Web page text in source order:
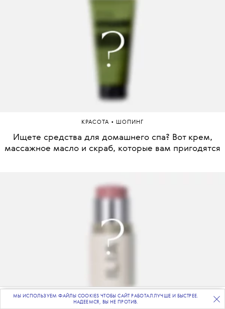
ПОДПИСЫВАЙТЕСЬНА НАШУ ВЕЧЕРНЮЮ РАССЫЛКУ
КРАСОТА • ШОПИНГ
Ищете средства для домашнего спа? Вот крем,
массажное масло и скраб, которые вам пригодятся
МЫ ИСПОЛЬЗУЕМ ФАЙЛЫ COOKIES ЧТОБЫ САЙТ РАБОТАЛ ЛУЧШЕ И БЫСТРЕЕ.
НАДЕЕМСЯ, ВЫ НЕ ПРОТИВ.